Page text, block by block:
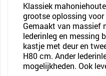
Klassiek
grootse oplossing voor
Gemaakt van massief
lederinleg en messing
kastje met deur en
H80 cm. Ander
mogelijkheden. Ook